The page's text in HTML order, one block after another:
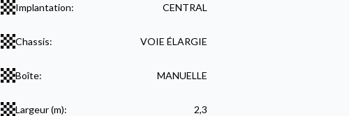
Implantation: CENTRAL
Chassis: VOIE ÉLARGIE
Boîte: MANUELLE
Largeur (m): 2,3